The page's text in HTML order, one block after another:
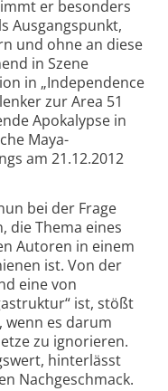
er besonders
Ausgangspunkt,
und ohne an diese
in Szene
in „Independence
zur Area 51
Apokalypse in
Maya-
am 21.12.2012
bei der Frage
die Thema eines
Autoren in einem
ist. Von der
eine von
ist, stößt
wenn es darum
zu ignorieren.
hinterlässt
Nachgeschmack.